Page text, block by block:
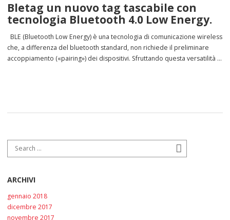
Bletag un nuovo tag tascabile con
tecnologia Bluetooth 4.0 Low Energy.
BLE (Bluetooth Low Energy) è una tecnologia di comunicazione wireless
che, a differenza del bluetooth standard, non richiede il preliminare
accoppiamento («pairing») dei dispositivi. Sfruttando questa versatilità e
Search for:
ARCHIVI
gennaio 2018
dicembre 2017
novembre 2017